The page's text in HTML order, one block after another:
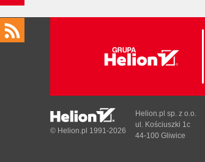
© Helion.pl 1991-2026
Helion.pl sp. z o.o.
ul. Kościuszki 1c
44-100 Gliwice